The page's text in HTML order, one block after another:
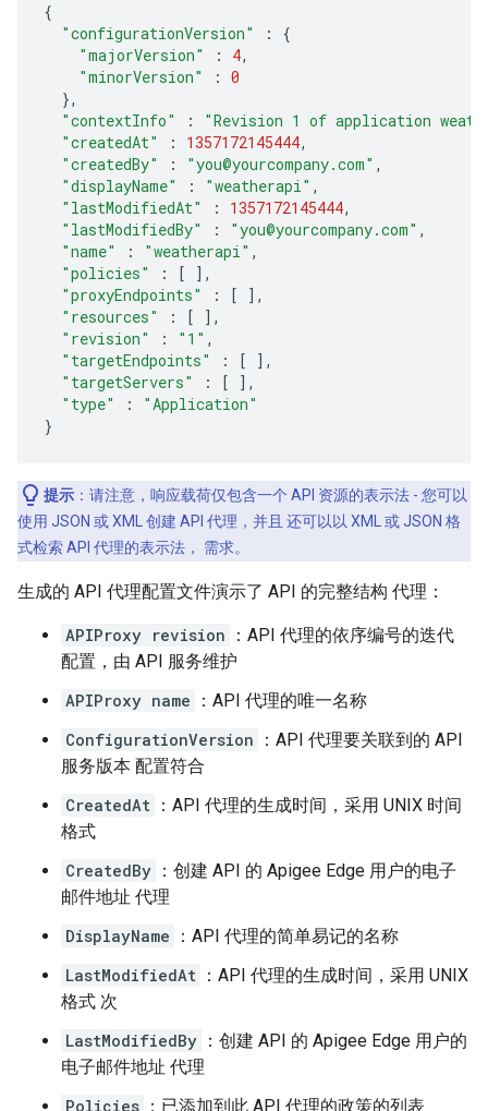
{
"configurationVersion"
:
{
"majorVersion"
: 4,
"minorVersion"
: 0
},
"contextInfo"
:
"Revision 1 of application
"createdAt"
: 1357172145444,
"createdBy"
: "you@yourcompany.com" ,
"displayName"
: "weatherapi" ,
"lastModifiedAt"
: 1357172145444,
"lastModifiedBy"
: "you@yourcompany.com" ,
"name"
: "weatherapi" ,
"policies"
: [
],
"proxyEndpoints"
: [
],
"resources"
: [
],
"revision"
: "1" ,
"targetEndpoints"
: [
],
"targetServers"
: [
],
"type"
:
"Application"
}
提示 ：请注意，响应载荷仅包含一个 API 资源的表示法 - 您可以
使用 JSON 或 XML 创建 API 代理，并且 还可以以 XML 或 JSON 格
式检索 API 代理的表示法， 需求。
生成的 API 代理配置文件演示了 API 的完整结构 代理：
APIProxy revision
：API 代理的依序编号的迭代
配置，由 API 服务维护
APIProxy name
：API 代理的唯一名称
ConfigurationVersion
：API 代理要关联到的 API
服务版本 配置符合
CreatedAt ：API 代理的生成时间，采用 UNIX 时间
格式
CreatedBy ：创建 API 的 Apigee Edge 用户的电子
邮件地址 代理
DisplayName
：API 代理的简单易记的名称
LastModifiedAt ：API 代理的生成时间，采用 UNIX
格式 次
LastModifiedBy ：创建 API 的 Apigee Edge 用户的
电子邮件地址 代理
Policies ：已添加到此 API 代理的政策的列表